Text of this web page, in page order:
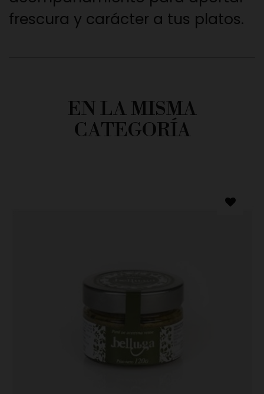
frescura y carácter a tus platos.
EN LA MISMA
CATEGORÍA